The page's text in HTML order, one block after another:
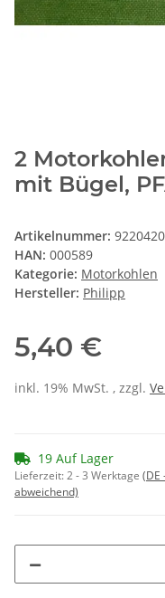
2
mit Bügel,
Artikelnummer:
HAN: 000589
Kategorie: Motorkohlen
Hersteller: Philipp
5,40 €
inkl. 19% MwSt. , zzgl.
19 Auf Lager
Lieferzeit:2 - 3 Werktage (DE
abweichend)